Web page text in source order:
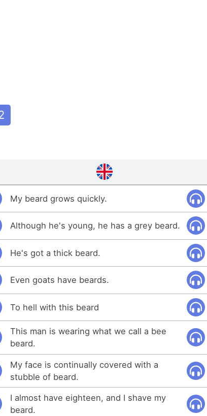
My beard grows quickly.
Although he's young, he has a grey beard.
He's got a thick beard.
Even goats have beards.
To hell with this beard
This man is wearing what we call a bee
beard.
My face is continually covered with a
stubble of beard.
I almost have eighteen, and I shave my
beard.